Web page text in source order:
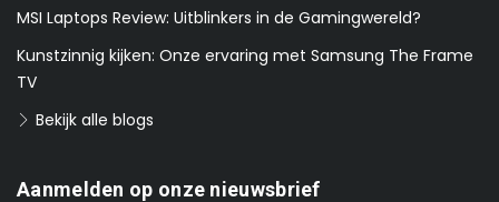
MSI Laptops Review: Uitblinkers in de Gamingwereld?
Kunstzinnig kijken: Onze ervaring met Samsung The Frame
TV
Bekijk alle blogs
Aanmelden op onze nieuwsbrief